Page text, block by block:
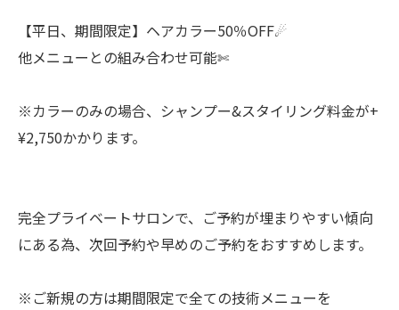
【平日、期間限定】ヘアカラー50％OFF☄︎
他メニューとの組み合わせ可能✄
※カラーのみの場合、シャンプー&スタイリング料金が+
¥2,750かかります。
完全プライベートサロンで、ご予約が埋まりやすい傾向
にある為、次回予約や早めのご予約をおすすめします。
※ご新規の方は期間限定で全ての技術メニューを